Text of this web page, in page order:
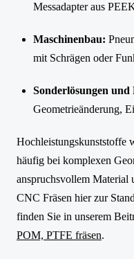
Messadapter aus
Maschinenbau:
mit Schrägen oder
Sonderlösungen und
Geometrieänderung,
Hochleistungskunststoffe
häufig bei komplexen
anspruchsvollem Material
CNC Fräsen hier zur
finden Sie in unserem
POM, PTFE fräsen.